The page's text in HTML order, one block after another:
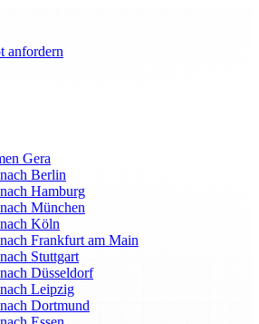
anfordern
Gera
Berlin
Hamburg
München
Köln
Frankfurt am Main
Stuttgart
Düsseldorf
Leipzig
Dortmund